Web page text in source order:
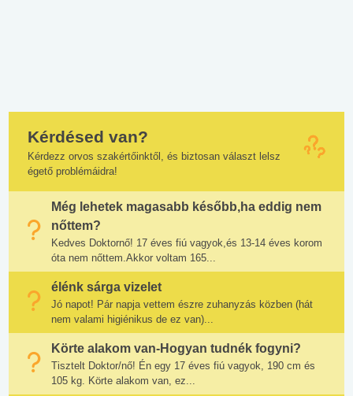
Kérdésed van?
Kérdezz orvos szakértőinktől, és biztosan választ lelsz
égető problémáidra!
Még lehetek magasabb később,ha eddig nem
nőttem?
Kedves Doktornő! 17 éves fiú vagyok,és 13-14 éves korom
óta nem nőttem.Akkor voltam 165...
élénk sárga vizelet
Jó napot! Pár napja vettem észre zuhanyzás közben (hát
nem valami higiénikus de ez van)...
Körte alakom van-Hogyan tudnék fogyni?
Tisztelt Doktor/nő! Én egy 17 éves fiú vagyok, 190 cm és
105 kg. Körte alakom van, ez...